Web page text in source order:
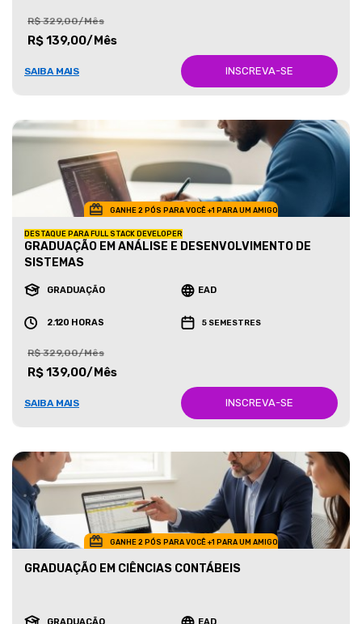
R$ 329,00/Mês
R$ 139,00/Mês
SAIBA MAIS INSCREVA-SE
GANHE 2 PÓS PARA VOCÊ +1 PARA UM AMIGO
DESTAQUE PARA FULL STACK DEVELOPER
GRADUAÇÃO EM ANÁLISE E DESENVOLVIMENTO DE
SISTEMAS
GRADUAÇÃO EAD
2.120 HORAS 5 SEMESTRES
R$ 329,00/Mês
R$ 139,00/Mês
SAIBA MAIS INSCREVA-SE
GANHE 2 PÓS PARA VOCÊ +1 PARA UM AMIGO
GRADUAÇÃO EM CIÊNCIAS CONTÁBEIS